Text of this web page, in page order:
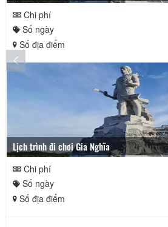
Chi phí
Số ngày
Số địa điểm
Lịch trình đi chơi Gia Nghĩa
Chi phí
Số ngày
Số địa điểm